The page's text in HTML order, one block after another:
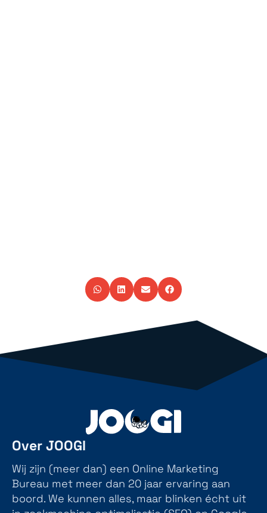
Over JOOGI
Wij zijn (meer dan) een Online Marketing
Bureau met meer dan 20 jaar ervaring aan
boord. We kunnen alles, maar blinken écht uit